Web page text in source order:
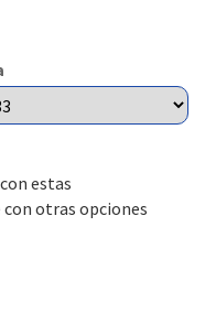
estas
otras opciones